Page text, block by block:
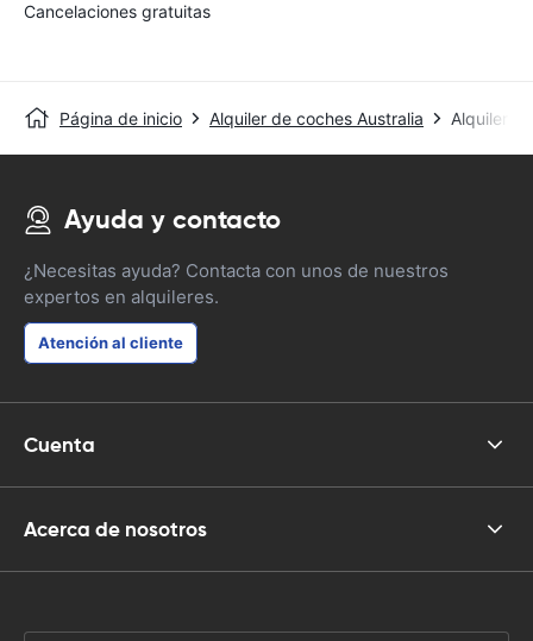
Cancelaciones gratuitas
Página de inicio Alquiler de coches Australia Alquiler
Ayuda y contacto
¿Necesitas ayuda? Contacta con unos de nuestros
expertos en alquileres.
Atención al cliente
Cuenta
Acerca de nosotros